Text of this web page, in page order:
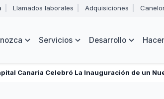
Llamados laborales Adquisiciones
Servicios Desarrollo
Canaria Celebró La Inauguración de un